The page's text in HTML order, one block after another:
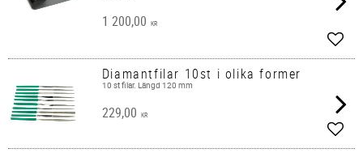
1 200,00 KR
Diamantfilar 10st i olika former
10 st filar. Längd 120 mm
229,00 KR